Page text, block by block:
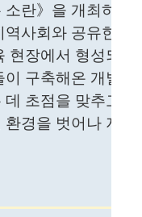
란》을 개최하고
사회와 공유한다.
현장에서 형성되
구축해온 개별
초점을 맞추고
경을 벗어나 지